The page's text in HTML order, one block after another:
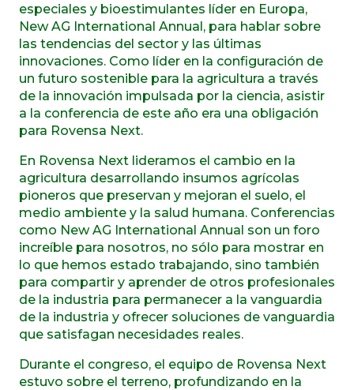
especiales y bioestimulantes líder en Europa,
New AG International Annual, para hablar sobre
las tendencias del sector y las últimas
innovaciones. Como líder en la configuración de
un futuro sostenible para la agricultura a través
de la innovación impulsada por la ciencia, asistir
a la conferencia de este año era una obligación
para Rovensa Next.
En Rovensa Next lideramos el cambio en la
agricultura desarrollando insumos agrícolas
pioneros que preservan y mejoran el suelo, el
medio ambiente y la salud humana. Conferencias
como New AG International Annual son un foro
increíble para nosotros, no sólo para mostrar en
lo que hemos estado trabajando, sino también
para compartir y aprender de otros profesionales
de la industria para permanecer a la vanguardia
de la industria y ofrecer soluciones de vanguardia
que satisfagan necesidades reales.
Durante el congreso, el equipo de Rovensa Next
estuvo sobre el terreno, profundizando en la